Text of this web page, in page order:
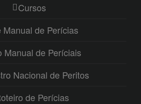
Cursos
Manual de Perícias
Manual de Períciais
Nacional de Peritos
de Perícias